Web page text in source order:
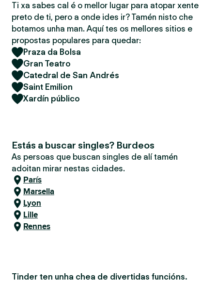
Ti xa sabes cal é o mellor lugar para atopar xente
preto de ti, pero a onde ides ir? Tamén nisto che
botamos unha man. Aquí tes os mellores sitios e
propostas populares para quedar:
Praza da Bolsa
Gran Teatro
Catedral de San Andrés
Saint Emilion
Xardín público
Estás a buscar singles? Burdeos
As persoas que buscan singles de alí tamén
adoitan mirar nestas cidades.
París
Marsella
Lyon
Lille
Rennes
Tinder ten unha chea de divertidas funcións.